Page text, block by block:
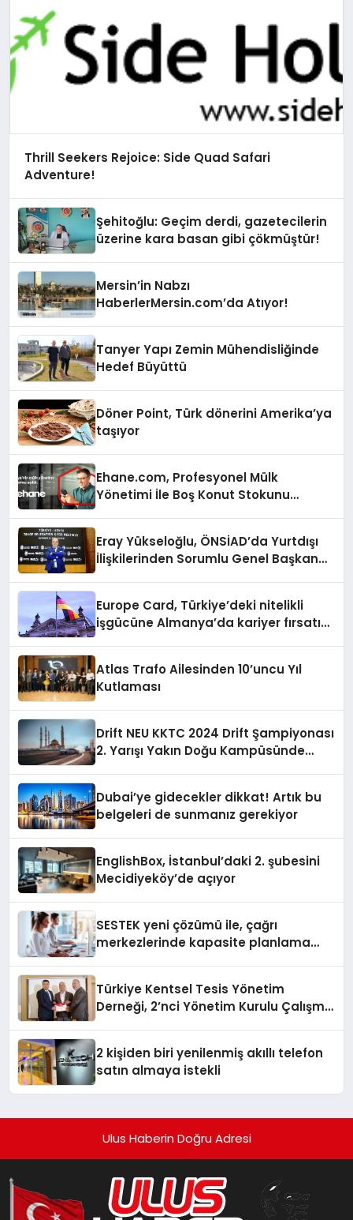
Thrill Seekers Rejoice: Side Quad Safari
Adventure!
Şehitoğlu: Geçim derdi, gazetecilerin
üzerine kara basan gibi çökmüştür!
Mersin’in Nabzı
HaberlerMersin.com’da Atıyor!
Tanyer Yapı Zemin Mühendisliğinde
Hedef Büyüttü
Döner Point, Türk dönerini Amerika’ya
taşıyor
Ehane.com, Profesyonel Mülk
Yönetimi İle Boş Konut Stokunu
Eray Yükseloğlu, ÖNSİAD’da Yurtdışı
İlişkilerinden Sorumlu Genel Başkan
Europe Card, Türkiye’deki nitelikli
işgücüne Almanya’da kariyer fırsatı
Atlas Trafo Ailesinden 10’uncu Yıl
Kutlaması
Drift NEU KKTC 2024 Drift Şampiyonası
2. Yarışı Yakın Doğu Kampüsünde
Dubai’ye gidecekler dikkat! Artık bu
belgeleri de sunmanız gerekiyor
EnglishBox, İstanbul’daki 2. şubesini
Mecidiyeköy’de açıyor
SESTEK yeni çözümü ile, çağrı
merkezlerinde kapasite planlama
Türkiye Kentsel Tesis Yönetim
Derneği, 2’nci Yönetim Kurulu Çalışma
2 kişiden biri yenilenmiş akıllı telefon
satın almaya istekli
Ulus Haberin Doğru Adresi